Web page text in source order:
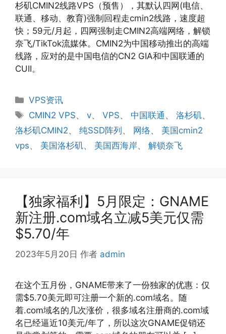
杉矶CMIN2线路VPS（预售），其默认四网(电信、
联通、移动、教育)强制回程走cmin2线路，速度超
快；59元/月起，四网强制走CMIN2高端网络，解锁
奈飞/TikTok流媒体。CMIN2为中国移动推出的高端
线路，应对的是中国电信的CN2 GIA和中国联通的
CUII。
分
类
VPS资讯
标
签
CMIN2 VPS、v、VPS、 中国联通 、洛杉矶、
洛杉矶CMIN2、 纯SSD阵列 、 网络、 美国cmin2
vps、 美国洛杉矶、 美国西海岸、 解锁奈飞
【独家福利】5月限定：GNAME
新注册.com域名立减5美元仅需
$5.70/年
2023年5月20日 作者 admin
在这个五月份，GNAME带来了一份独家的优惠：仅
需$5.70美元即可注册一个新的.com域名。随
着.com域名的几次涨价，很多域名注册商的.com域
名已经逼近10美元/年了，所以这次GNAME促销还